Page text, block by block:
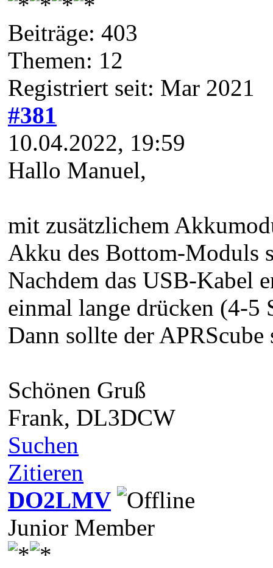
Beiträge: 403
Themen: 12
Registriert seit: Mar 2021
#381
10.04.2022, 19:59
Hallo Manuel,
mit zusätzlichem
Akku des Bottom-Moduls
Nachdem das USB-Kabel
einmal lange drücken (4-5
Dann sollte der APRScube
Schönen Gruß
Frank, DL3DCW
Suchen
Zitieren
DO2LMV
Junior Member